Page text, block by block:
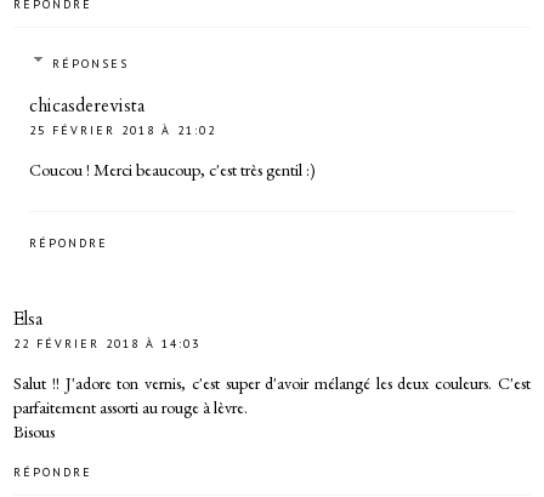
RÉPONDRE
RÉPONSES
chicasderevista
25 FÉVRIER 2018 À 21:02
Coucou ! Merci beaucoup, c'est très gentil :)
RÉPONDRE
Elsa
22 FÉVRIER 2018 À 14:03
Salut !! J'adore ton vernis, c'est super d'avoir mélangé les deux couleurs. C'est
parfaitement assorti au rouge à lèvre.
Bisous
RÉPONDRE